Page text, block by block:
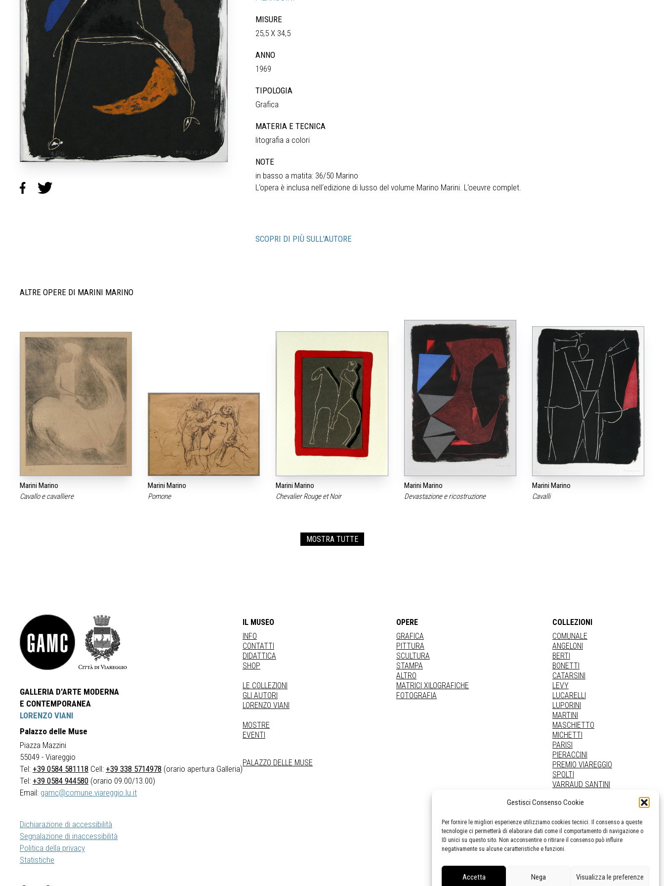
Gestisci Consenso Cookie
Per fornire le migliori esperienze utilizziamo cookies tecnici. Il consenso a queste
tecnologie ci permetterà di elaborare dati come il comportamento di navigazione o
ID unici su questo sito. Non acconsentire o ritirare il consenso può influire
negativamente su alcune caratteristiche e funzioni.
Accetta Nega Visualizza le preferenze
MISURE
25,5 X 34,5
ANNO
1969
TIPOLOGIA
Grafica
MATERIA E TECNICA
litografia a colori
NOTE
in basso a matita: 36/50 Marino
L‘opera è inclusa nell‘edizione di lusso del volume Marino Marini. L‘oeuvre complet.
SCOPRI DI PIÙ SULL'AUTORE
ALTRE OPERE DI MARINI MARINO
Marini Marino
Cavallo e cavalliere
Marini Marino
Pomone
Marini Marino
Chevalier Rouge et Noir
Marini Marino
Devastazione e ricostruzione
Marini Marino
Cavalli
MOSTRA TUTTE
GALLERIA D'ARTE MODERNA
E CONTEMPORANEA
LORENZO VIANI
Palazzo delle Muse
Piazza Mazzini
55049 - Viareggio
Tel: +39 0584 581118 Cell: +39 338 5714978 (orario apertura Galleria)
Tel: +39 0584 944580 (orario 09.00/13.00)
Email: gamc@comune.viareggio.lu.it
Dichiarazione di accessibilità
Segnalazione di inaccessibilità
Politica della privacy
Statistiche
IL MUSEO
INFO
CONTATTI
DIDATTICA
SHOP
LE COLLEZIONI
GLI AUTORI
LORENZO VIANI
MOSTRE
EVENTI
PALAZZO DELLE MUSE
OPERE
GRAFICA
PITTURA
SCULTURA
STAMPA
ALTRO
MATRICI XILOGRAFICHE
FOTOGRAFIA
COLLEZIONI
COMUNALE
ANGELONI
BERTI
BONETTI
CATARSINI
LEVY
LUCARELLI
LUPORINI
MARTINI
MASCHIETTO
MICHETTI
PARISI
PIERACCINI
PREMIO VIAREGGIO
SPOLTI
VARRAUD SANTINI